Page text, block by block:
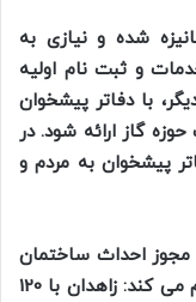
شده و نیازی به
و ثبت نام اولیه
با دفاتر پیشخوان
گاز ارائه شود. در
پیشخوان به مردم و
مجوز احداث ساختمان
اداره های گاز شهرهای جدید هستیم، اعلام می کند: زاهدان با 120